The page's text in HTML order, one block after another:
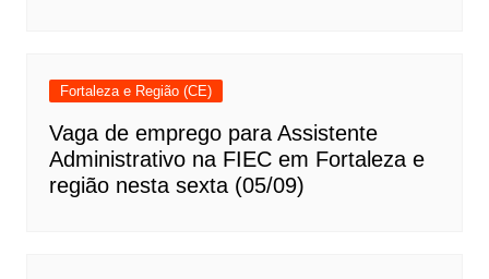
Fortaleza e Região (CE)
Vaga de emprego para Assistente
Administrativo na FIEC em Fortaleza e
região nesta sexta (05/09)